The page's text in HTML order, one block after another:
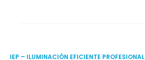
IEP – ILUMINACIÓN EFICIENTE PROFESIONAL